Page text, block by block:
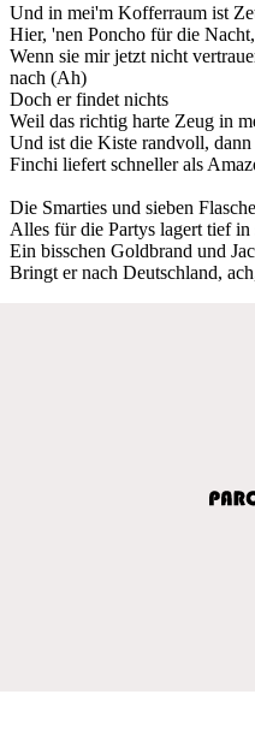
Und in mei'm Kofferraum ist
Hier, 'nen Poncho für die
Wenn sie mir jetzt nicht
nach (Ah)
Doch er findet nichts
Weil das richtig harte Zeug in
Und ist die Kiste randvoll, dann
Finchi liefert schneller als
Die Smarties und sieben
Alles für die Partys lagert tief
Ein bisschen Goldbrand und
Bringt er nach Deutschland,